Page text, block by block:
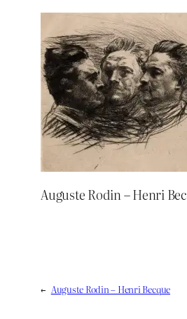
Auguste Rodin – Henri
← Auguste Rodin – Henri Becque